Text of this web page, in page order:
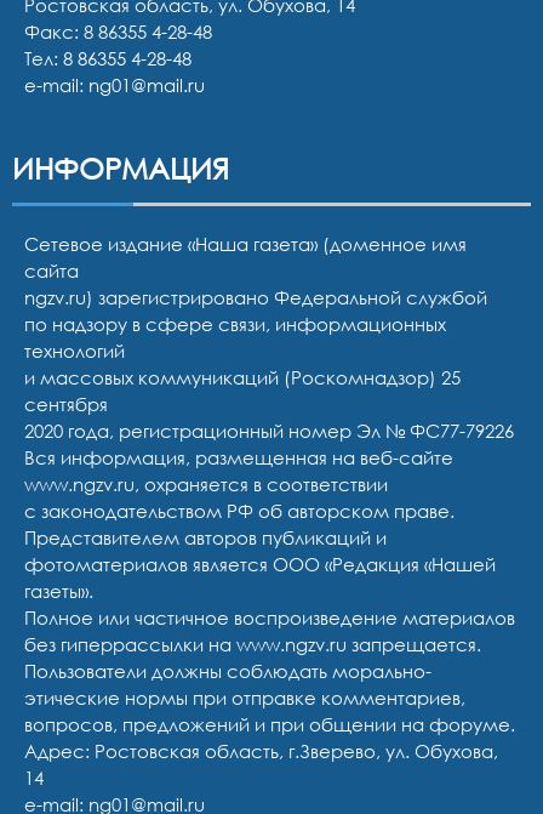
Факс: 8 86355 4-28-48
Тел: 8 86355 4-28-48
e-mail: ng01@mail.ru
ИНФОРМАЦИЯ
Сетевое издание «Наша газета» (доменное имя
сайта
ngzv.ru) зарегистрировано Федеральной службой
по надзору в сфере связи, информационных
технологий
и массовых коммуникаций (Роскомнадзор) 25
сентября
2020 года, регистрационный номер Эл № ФС77-79226
Вся информация, размещенная на веб-сайте
www.ngzv.ru, охраняется в соответствии
с законодательством РФ об авторском праве.
Представителем авторов публикаций и
фотоматериалов является ООО «Редакция «Нашей
газеты».
Полное или частичное воспроизведение материалов
без гиперрассылки на www.ngzv.ru запрещается.
Пользователи должны соблюдать морально-
этические нормы при отправке комментариев,
вопросов, предложений и при общении на форуме.
Адрес: Ростовская область, г.Зверево, ул. Обухова,
14
e-mail: ng01@mail.ru